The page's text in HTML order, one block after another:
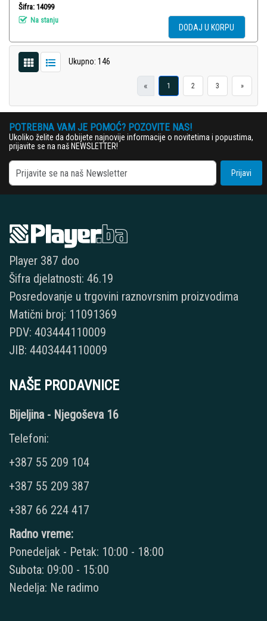
Šifra: 14099
Na stanju
DODAJ U KORPU
Ukupno: 146
« 1 2 3 »
POTREBNA VAM JE POMOĆ? POZOVITE NAS!
Ukoliko želite da dobijete najnovije informacije o novitetima i popustima,
prijavite se na naš NEWSLETTER!
Prijavi
Player 387 doo
Šifra djelatnosti: 46.19
Posredovanje u trgovini raznovrsnim proizvodima
Matični broj: 11091369
PDV: 403444110009
JIB: 4403444110009
NAŠE PRODAVNICE
Bijeljina - Njegoševa 16
Telefoni:
+387 55 209 104
+387 55 209 387
+387 66 224 417
Radno vreme:
Ponedeljak - Petak: 10:00 - 18:00
Subota: 09:00 - 15:00
Nedelja: Ne radimo